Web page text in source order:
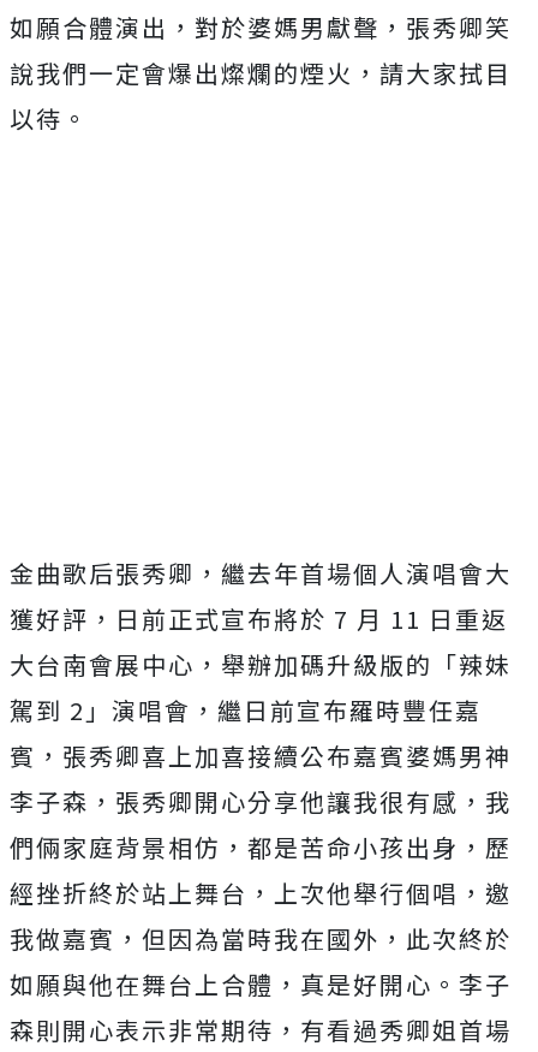
如願合體演出， 對於婆媽男獻聲，張秀卿笑
說我們一定會爆出燦爛的煙火， 請大家拭目
以待。
金曲歌后張秀卿，繼去年首場個人演唱會大
獲好評， 日前正式宣布將於 7 月 11 日重返
大台南會展中心，舉辦加碼升級版的「辣妹
駕到 2 」演唱會，繼日前宣布羅時豐任嘉
賓， 張秀卿喜上加喜接續公布嘉賓婆媽男神
李子森， 張秀卿開心分享他讓我很有感，我
們倆家庭背景相仿， 都是苦命小孩出身，歷
經挫折終於站上舞台，上次他舉行個唱， 邀
我做嘉賓，但因為當時我在國外， 此次終於
如願與他在舞台上合體，真是好開心。李子
森則開心表示非常期待，有看過秀卿姐首場